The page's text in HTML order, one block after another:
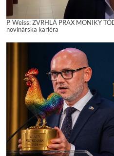
P. Weiss: ZVRHLÁ PRAX MONIKY
novinárska kariéra